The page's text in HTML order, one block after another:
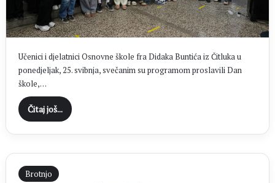
Učenici i djelatnici Osnovne škole fra Didaka Buntića iz Čitluka u
ponedjeljak, 25. svibnja, svečanim su programom proslavili Dan
škole,…
Čitaj još...
Brotnjo